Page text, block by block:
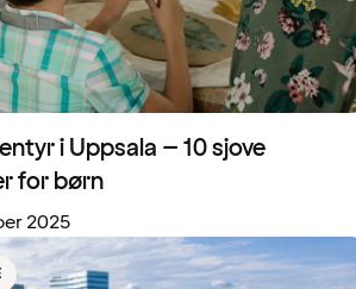
i Uppsala – 10 sjove
for børn
2025